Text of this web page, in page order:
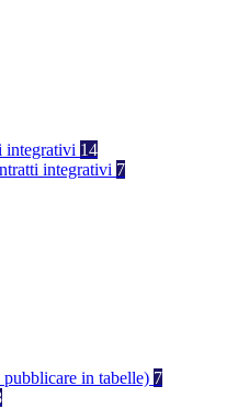
integrativi 14
integrativi 7
in tabelle) 7